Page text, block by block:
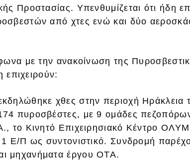
Προστασίας. Υπενθυμίζεται ότι ήδη
από χτες ενώ και δύο
με την ανακοίνωση της
επιχειρούν:
χθες στην περιοχή Ηράκλεια
πυροσβέστες, με 9 ομάδες
το Κινητό Επιχειρησιακό Κέντρο
Ε/Π ως συντονιστικό. Συνδρομή
μηχανήματα έργου ΟΤΑ.